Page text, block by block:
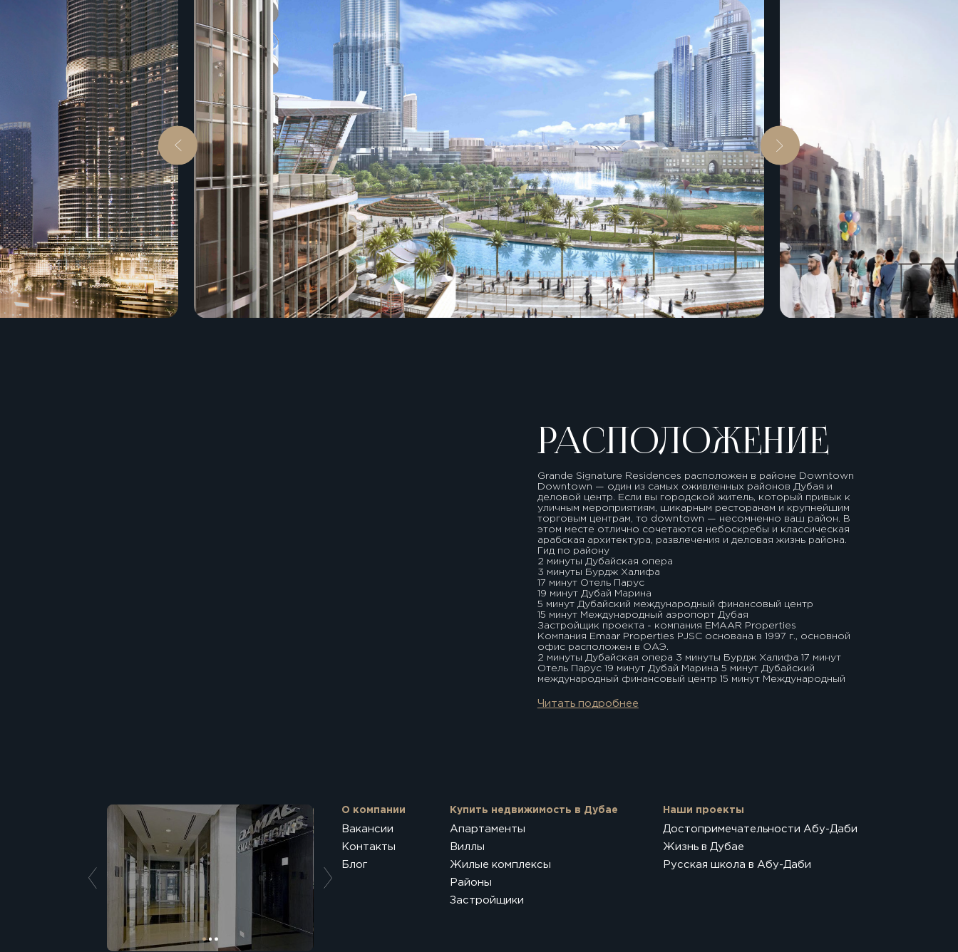
РАСПОЛОЖЕНИЕ
Grande Signature Residences расположен в районе Downtown
Downtown — один из самых оживленных районов Дубая и
деловой центр. Если вы городской житель, который привык к
уличным мероприятиям, шикарным ресторанам и крупнейшим
торговым центрам, то downtown — несомненно ваш район. В
этом месте отлично сочетаются небоскребы и классическая
арабская архитектура, развлечения и деловая жизнь района.
Гид по району
2 минуты Дубайская опера
3 минуты Бурдж Халифа
17 минут Отель Парус
19 минут Дубай Марина
5 минут Дубайский международный финансовый центр
15 минут Международный аэропорт Дубая
Застройщик проекта - компания EMAAR Properties
Компания Emaar Properties PJSC основана в 1997 г., основной
офис расположен в ОАЭ.
2 минуты Дубайская опера 3 минуты Бурдж Халифа 17 минут
Отель Парус 19 минут Дубай Марина 5 минут Дубайский
международный финансовый центр 15 минут Международный
Читать подробнее
О компании
Вакансии
Контакты
Блог
Купить недвижимость в Дубае
Апартаменты
Виллы
Жилые комплексы
Районы
Застройщики
Наши проекты
Достопримечательности Абу-Даби
Жизнь в Дубае
Русская школа в Абу-Даби